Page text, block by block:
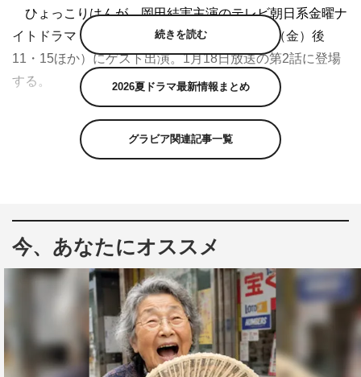
ひょっこりはんが、岡田結実主演のテレビ朝日系金曜ナ
イトドラマ『私のおじさん～WATAOJI～』（（金）後
11・15ほか）にゲスト出演。1月18日放送の第2話に登場
する。
過酷ロケバラエティのポンコツ新人AD・一ノ瀬ひかり
（岡田）の心の声を、彼女にしか見えない自称「妖精」の
おじさん（遠藤憲一）が毒舌で代弁するお仕事コメディ。
続きを読む
2026夏ドラマ最新情報まとめ
グラビア関連記事一覧
今、あなたにオススメ